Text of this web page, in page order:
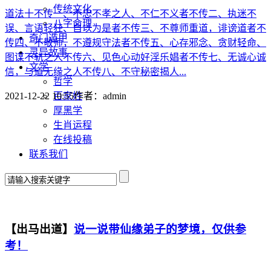
传统文化
八字命理
奇门遁甲
灵异故事
文学
哲学
百家姓
厚黑学
生肖运程
在线投稿
联系我们
道法十不传一、不忠不孝之人、不仁不义者不传二、执迷不
误、言语轻狂、自以为是者不传三、不尊师重道，诽谤道者不
传四、不敬师，不遵规守法者不传五、心存邪念、贪财轻命、
图谋不轨之人不传六、见色心动好淫乐娼者不传七、无诚心诚
信，与道无缘之人不传八、不守秘密揭人...
2021-12-22 10:55作者： admin
【出马出道】 说一说带仙缘弟子的梦境，仅供参
考！